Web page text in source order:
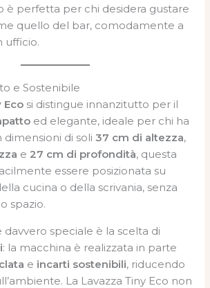
è perfetta per chi desidera gustare
quello del bar, comodamente a
ufficio.
e Sostenibile
Eco si distingue innanzitutto per il
ed elegante, ideale per chi ha
dimensioni di soli37 cm di altezza,
e 27 cm di profondità, questa
essere posizionata su
cucina o della scrivania, senza
spazio.
davvero speciale è la scelta di
: la macchina è realizzata in parte
e incarti sostenibili, riducendo
La Lavazza Tiny Eco non